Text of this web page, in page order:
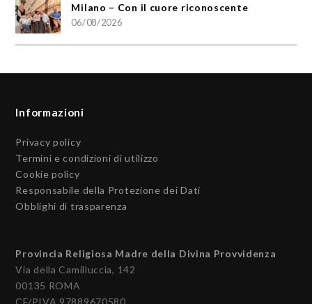
Milano – Con il cuore riconoscente
06/08/2026
Informazioni
Privacy policy
Termini e condizioni di utilizzo
Cookie policy
Responsabile della Protezione dei Dati
Obblighi di trasparenza
Provincia Religiosa Madre della Divina Provvidenza
Via della Camilluccia, 142
00135 ROMA